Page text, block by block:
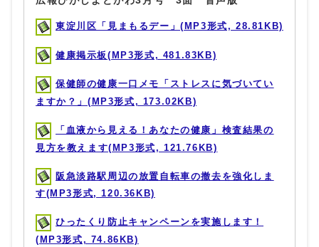
東淀川区「見まもるデー」(MP3形式, 28.81KB)
健康掲示板(MP3形式, 481.83KB)
保健師の健康一口メモ「ストレスに気づいてい
ますか？」(MP3形式, 173.02KB)
「血液から見える！あなたの健康」検査結果の
見方を教えます(MP3形式, 121.76KB)
阪急淡路駅周辺の放置自転車の撤去を強化しま
す(MP3形式, 120.36KB)
ひったくり防止キャンペーンを実施します！
(MP3形式, 74.86KB)